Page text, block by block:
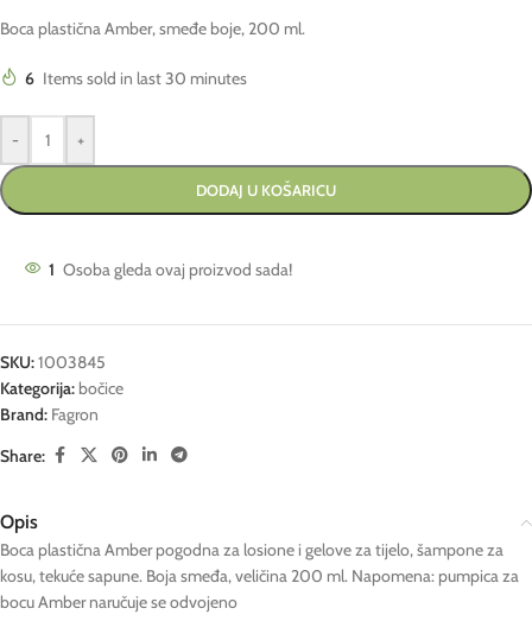
Boca plastična Amber, smeđe boje, 200 ml.
6 Items sold in last 30 minutes
- +
DODAJ U KOŠARICU
1 Osoba gleda ovaj proizvod sada!
SKU:1003845
Kategorija: bočice
Brand: Fagron
Share:
Opis
Boca plastična Amber pogodna za losione i gelove za tijelo, šampone za
kosu, tekuće sapune. Boja smeđa, veličina 200 ml. Napomena: pumpica za
bocu Amber naručuje se odvojeno